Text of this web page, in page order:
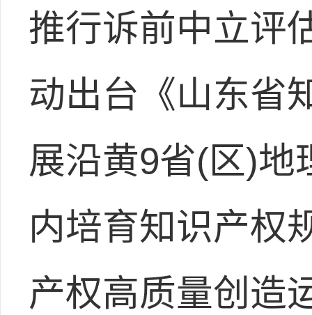
推行诉前中立评
动出台《山东省
展沿黄9省(区)地
内培育知识产权
产权高质量创造